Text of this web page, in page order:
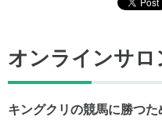
オンラインサロ
キングクリの競馬に勝つた